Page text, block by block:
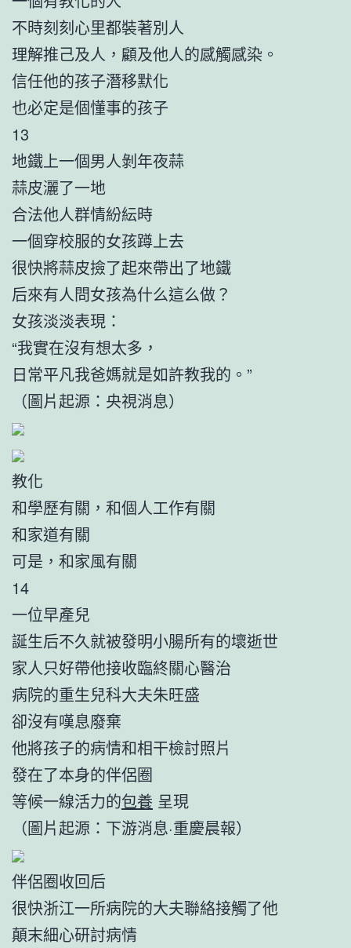
不時刻刻心里都裝著別人
理解推己及人，顧及他人的感觸感染。
信任他的孩子潛移默化
也必定是個懂事的孩子
13
地鐵上一個男人剝年夜蒜
蒜皮灑了一地
合法他人群情紛紜時
一個穿校服的女孩蹲上去
很快將蒜皮撿了起來帶出了地鐵
后來有人問女孩為什么這么做？
女孩淡淡表現：
“我實在沒有想太多，
日常平凡我爸媽就是如許教我的。”
（圖片起源：央視消息）
教化
和學歷有關，和個人工作有關
和家道有關
可是，和家風有關
14
一位早產兒
誕生后不久就被發明小腸所有的壞逝世
家人只好帶他接收臨終關心醫治
病院的重生兒科大夫朱旺盛
卻沒有嘆息廢棄
他將孩子的病情和相干檢討照片
發在了本身的伴侶圈
等候一線活力的包養 呈現
（圖片起源：下游消息·重慶晨報）
伴侶圈收回后
很快浙江一所病院的大夫聯絡接觸了他
顛末細心研討病情